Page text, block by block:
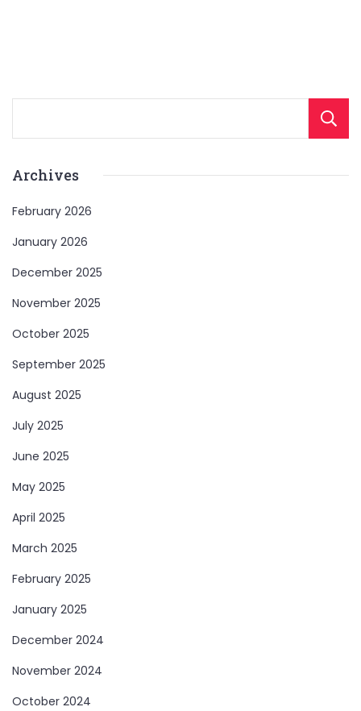
Archives
February 2026
January 2026
December 2025
November 2025
October 2025
September 2025
August 2025
July 2025
June 2025
May 2025
April 2025
March 2025
February 2025
January 2025
December 2024
November 2024
October 2024